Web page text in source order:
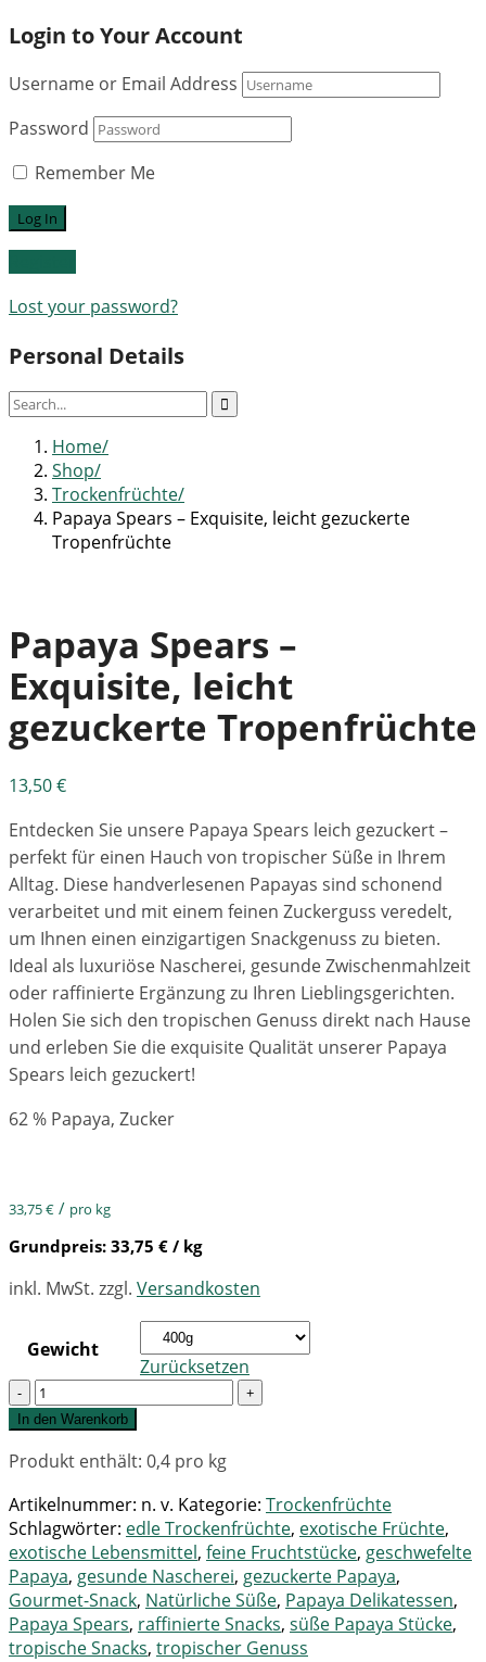
Login to Your Account
Username or Email Address
Password
Remember Me
Lost your password?
Personal Details
Home
Shop
Trockenfrüchte
Papaya Spears – Exquisite, leicht gezuckerte
Tropenfrüchte
Papaya Spears –
Exquisite, leicht
gezuckerte Tropenfrüchte
13,50€
Entdecken Sie unsere Papaya Spears leich gezuckert –
perfekt für einen Hauch von tropischer Süße in Ihrem
Alltag. Diese handverlesenen Papayas sind schonend
verarbeitet und mit einem feinen Zuckerguss veredelt,
um Ihnen einen einzigartigen Snackgenuss zu bieten.
Ideal als luxuriöse Nascherei, gesunde Zwischenmahlzeit
oder raffinierte Ergänzung zu Ihren Lieblingsgerichten.
Holen Sie sich den tropischen Genuss direkt nach Hause
und erleben Sie die exquisite Qualität unserer Papaya
Spears leich gezuckert!
62 % Papaya, Zucker
33,75€ / pro kg
Grundpreis: 33,75 € / kg
inkl. MwSt. zzgl. Versandkosten
Gewicht
Zurücksetzen
Quantity
In den Warenkorb
Produkt enthält: 0,4 pro kg
Artikelnummer: n. v. Kategorie: Trockenfrüchte
Schlagwörter: edle Trockenfrüchte, exotische Früchte,
exotische Lebensmittel, feine Fruchtstücke, geschwefelte
Papaya, gesunde Nascherei, gezuckerte Papaya,
Gourmet-Snack, Natürliche Süße, Papaya Delikatessen,
Papaya Spears, raffinierte Snacks, süße Papaya Stücke,
tropische Snacks, tropischer Genuss